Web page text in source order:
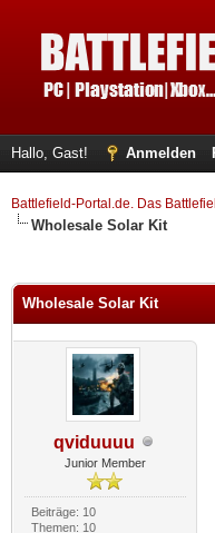
Hallo, Gast! Anmelden
Battlefield-Portal.de. Das
Wholesale Solar Kit
Wholesale Solar Kit
qviduuuu
Junior Member
Beiträge: 10
Themen: 10